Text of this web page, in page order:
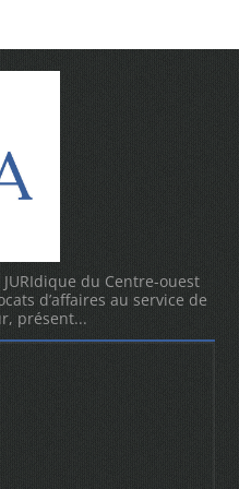
JURIdique du Centre-ouest
d’affaires au service de
présent...